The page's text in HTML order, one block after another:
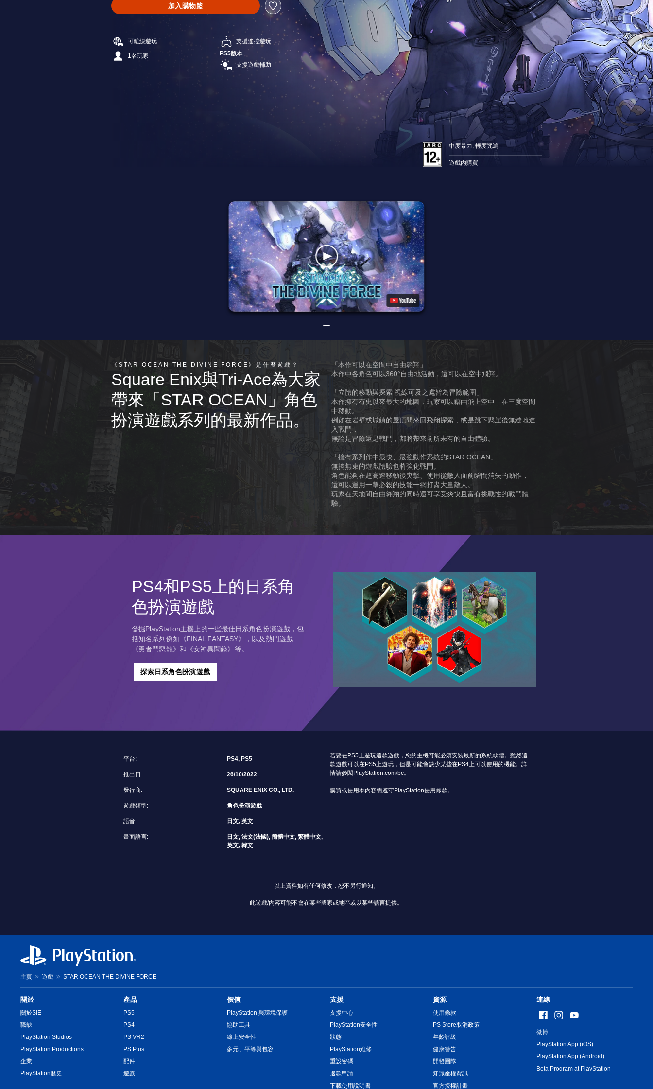
加入購物籃
可離線遊玩
1名玩家
支援遙控遊玩
PS5版本
支援遊戲輔助
中度暴力, 輕度咒罵
遊戲內購買
《STAR OCEAN THE DIVINE FORCE》是什麼遊戲？
Square Enix與Tri-Ace為大家
帶來「STAR OCEAN」角色
扮演遊戲系列的最新作品。
「本作可以在空間中自由翱翔」
本作中各角色可以360°自由地活動，還可以在空中飛翔。
「立體的移動與探索 視線可及之處皆為冒險範圍」
本作擁有有史以來最大的地圖，玩家可以藉由飛上空中，在三度空間
中移動。
例如在岩壁或城鎮的屋頂間來回飛翔探索，或是跳下懸崖後無縫地進
入戰鬥，
無論是冒險還是戰鬥，都將帶來前所未有的自由體驗。
「擁有系列作中最快、最強動作系統的STAR OCEAN」
無拘無束的遊戲體驗也將強化戰鬥。
角色能夠在超高速移動後突擊、使用從敵人面前瞬間消失的動作，
還可以運用一擊必殺的技能一網打盡大量敵人。
玩家在天地間自由翱翔的同時還可享受爽快且富有挑戰性的戰鬥體
驗。
PS4和PS5上的日系角
色扮演遊戲
發掘PlayStation主機上的一些最佳日系角色扮演遊戲，包
括知名系列例如《FINAL FANTASY》，以及熱門遊戲
《勇者鬥惡龍》和《女神異聞錄》等。
探索日系角色扮演遊戲
平台: PS4, PS5
推出日: 26/10/2022
發行商: SQUARE ENIX CO., LTD.
遊戲類型: 角色扮演遊戲
語音: 日文, 英文
畫面語言:
日文, 法文(法國), 簡體中文, 繁體中文,
英文, 韓文
若要在PS5上遊玩這款遊戲，您的主機可能必須安裝最新的系統軟體。雖然這
款遊戲可以在PS5上遊玩，但是可能會缺少某些在PS4上可以使用的機能。詳
情請參閱PlayStation.com/bc。
購買或使用本內容需遵守PlayStation使用條款。
以上資料如有任何修改，恕不另行通知。
此遊戲/內容可能不會在某些國家或地區或以某些語言提供。
主頁 遊戲 STAR OCEAN THE DIVINE FORCE
關於
關於SIE
職缺
PlayStation Studios
PlayStation Productions
企業
PlayStation歷史
產品
PS5
PS4
PS VR2
PS Plus
配件
遊戲
價值
PlayStation 與環境保護
協助工具
線上安全性
多元、平等與包容
支援
支援中心
PlayStation安全性
狀態
PlayStation維修
重設密碼
退款申請
下載使用說明書
資源
使用條款
PS Store取消政策
年齡評級
健康警告
開發團隊
知識產權資訊
官方授權計畫
連線
微博
PlayStation App (iOS)
PlayStation App (Android)
Beta Program at PlayStation